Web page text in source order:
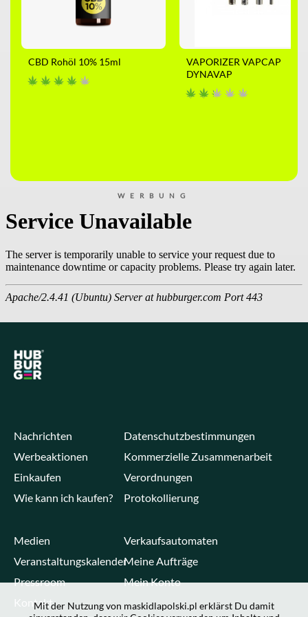
CBD Rohöl 10% 15ml
VAPORIZER VAPCAP
DYNAVAP
WERBUNG
Nachrichten
Werbeaktionen
Einkaufen
Wie kann ich kaufen?
Datenschutzbestimmungen
Kommerzielle Zusammenarbeit
Verordnungen
Protokollierung
Medien
Veranstaltungskalender
Pressroom
Kontakt
Verkaufsautomaten
Meine Aufträge
Mein Konto
Mit der Nutzung von maskidlapolski.pl erklärst Du damit